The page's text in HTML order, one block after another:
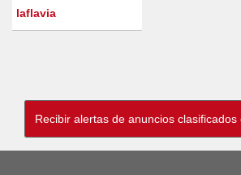
laflavia